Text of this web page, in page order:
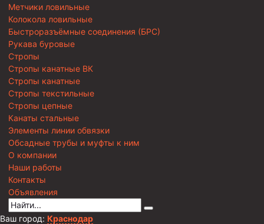
Метчики ловильные
Колокола ловильные
Быстроразъёмные соединения (БРС)
Рукава буровые
Стропы
Стропы канатные ВК
Стропы канатные
Стропы текстильные
Стропы цепные
Канаты стальные
Элементы линии обвязки
Обсадные трубы и муфты к ним
О компании
Наши работы
Контакты
Объявления
Ваш город: Краснодар